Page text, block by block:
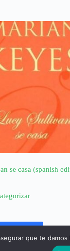
se casa (spanish
que te